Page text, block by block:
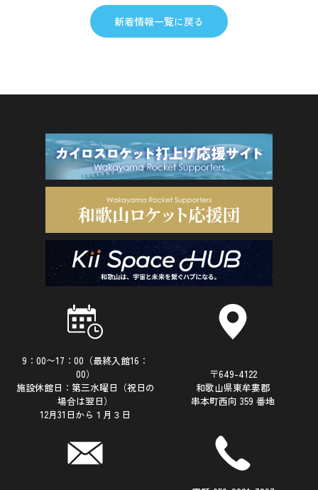
新着情報一覧に戻る
9：00〜17：00（最終入館16：
00）
施設休館日：第三水曜日（祝日の
場合は翌日）
12月31日から１月３日
〒649-4122
和歌山県東牟婁郡
串本町西向 359 番地